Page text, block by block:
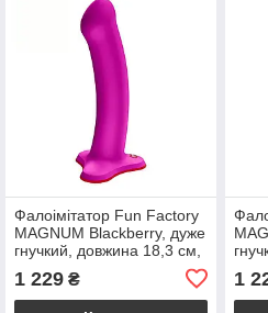
Фалоімітатор Fun Factory
MAGNUM Blackberry, дуже
гнучкий, довжина 18,3 см,
1 229₴ 1